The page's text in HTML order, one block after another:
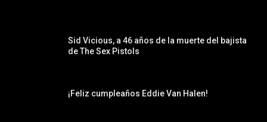
Sid Vicious, a 46 años de la muerte del bajista
de The Sex Pistols
¡Feliz cumpleaños Eddie Van Halen!